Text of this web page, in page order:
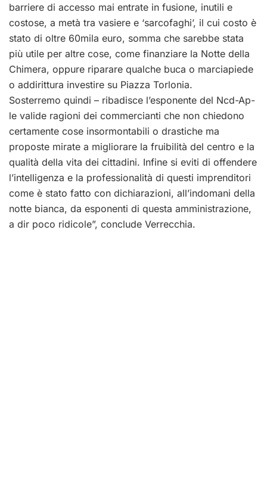
barriere di accesso mai entrate in fusione, inutili e
costose, a metà tra vasiere e ‘sarcofaghi’, il cui costo è
stato di oltre 60mila euro, somma che sarebbe stata
più utile per altre cose, come finanziare la Notte della
Chimera, oppure riparare qualche buca o marciapiede
o addirittura investire su Piazza Torlonia.
Sosterremo quindi – ribadisce l’esponente del Ncd-Ap-
le valide ragioni dei commercianti che non chiedono
certamente cose insormontabili o drastiche ma
proposte mirate a migliorare la fruibilità del centro e la
qualità della vita dei cittadini. Infine si eviti di offendere
l’intelligenza e la professionalità di questi imprenditori
come è stato fatto con dichiarazioni, all’indomani della
notte bianca, da esponenti di questa amministrazione,
a dir poco ridicole”, conclude Verrecchia.